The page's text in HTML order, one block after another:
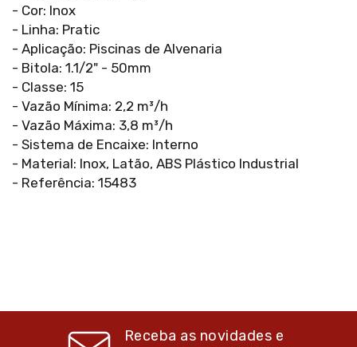
- Cor: Inox
- Linha: Pratic
- Aplicação: Piscinas de Alvenaria
- Bitola: 1.1/2" - 50mm
- Classe: 15
- Vazão Mínima: 2,2 m³/h
- Vazão Máxima: 3,8 m³/h
- Sistema de Encaixe: Interno
- Material: Inox, Latão, ABS Plástico Industrial
- Referência: 15483
Receba as novidades e